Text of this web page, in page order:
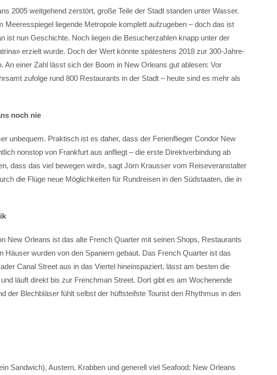
2005 weitgehend zerstört, große Teile der Stadt standen unter Wasser.
Meeresspiegel liegende Metropole komplett aufzugeben – doch das ist
ist nun Geschichte. Noch liegen die Besucherzahlen knapp unter der
erzielt wurde. Doch der Wert könnte spätestens 2018 zur 300-Jahre-
An einer Zahl lässt sich der Boom in New Orleans gut ablesen: Vor
zufolge rund 800 Restaurants in der Stadt – heute sind es mehr als
noch nie
unbequem. Praktisch ist es daher, dass der Ferienflieger Condor New
nonstop von Frankfurt aus anfliegt – die erste Direktverbindung ab
dass das viel bewegen wird», sagt Jörn Krausser vom Reiseveranstalter
die Flüge neue Möglichkeiten für Rundreisen in den Südstaaten, die in
New Orleans ist das alte French Quarter mit seinen Shops, Restaurants
Häuser wurden von den Spaniern gebaut. Das French Quarter ist das
Canal Street aus in das Viertel hineinspaziert, lässt am besten die
läuft direkt bis zur Frenchman Street. Dort gibt es am Wochenende
der Blechbläser fühlt selbst der hüftsteifste Tourist den Rhythmus in den
Sandwich), Austern, Krabben und generell viel Seafood: New Orleans